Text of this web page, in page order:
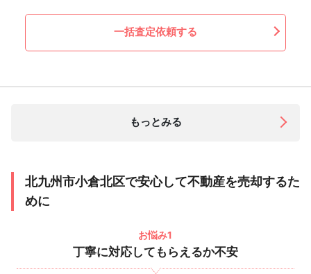
一括査定依頼する
もっとみる
北九州市小倉北区で安心して不動産を売却するた
めに
お悩み1
丁寧に対応してもらえるか不安